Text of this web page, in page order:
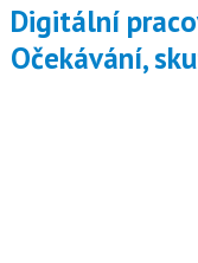
určené pro provoz
Digitální pracoviště budoucnosti:
Očekávání,